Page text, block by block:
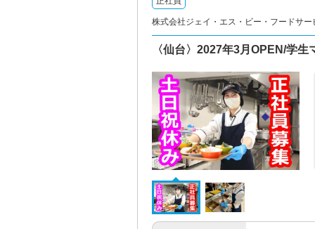
株式会社ジェイ・エス・ビー・フードサー
〈仙台〉2027年3月OPEN/学